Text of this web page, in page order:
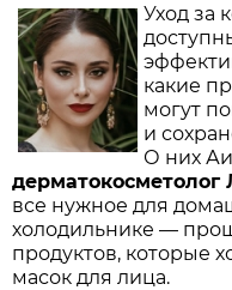
Уход за
какие
могут
и
О них
все нужное для
холодильнике —
продуктов, которые
масок для лица.